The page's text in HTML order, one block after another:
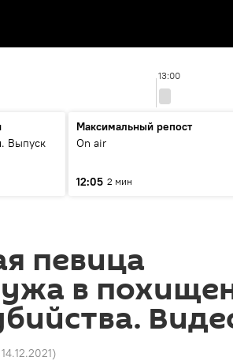
13:00
Выпуск
Максимальный репост
On air
12:05 2 мин
певица
в
)